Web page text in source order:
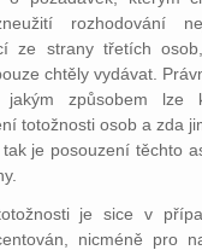
rozhodování
ze strany třetích
chtěly vydávat.
jakým způsobem lze
totožnosti osob a zda
je posouzení těchto
je sice v
nicméně pro